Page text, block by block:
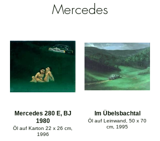
Mercedes
Mercedes 280 E, BJ
1980
Öl auf Karton 22 x 26 cm,
1996
Im Übelsbachtal
Öl auf Leinwand, 50 x 70
cm, 1995